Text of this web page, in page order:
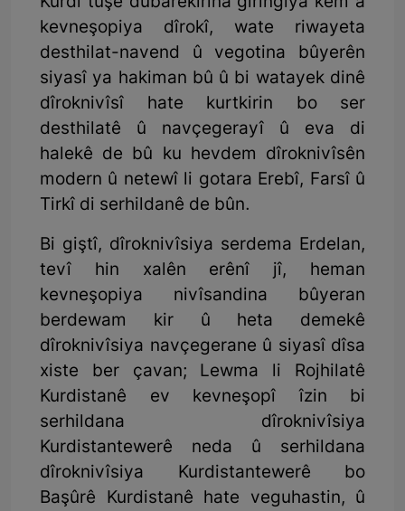
kevneşopiya dîrokî, wate riwayeta
desthilat-navend û vegotina bûyerên
siyasî ya hakiman bû û bi watayek dinê
dîroknivîsî hate kurtkirin bo ser
desthilatê û navçegerayî û eva di
halekê de bû ku hevdem dîroknivîsên
modern û netewî li gotara Erebî, Farsî û
Tirkî di serhildanê de bûn.
Bi giştî, dîroknivîsiya serdema Erdelan,
tevî hin xalên erênî jî, heman
kevneşopiya nivîsandina bûyeran
berdewam kir û heta demekê
dîroknivîsiya navçegerane û siyasî dîsa
xiste ber çavan; Lewma li Rojhilatê
Kurdistanê ev kevneşopî îzin bi
serhildana dîroknivîsiya
Kurdistantewerê neda û serhildana
dîroknivîsiya Kurdistantewerê bo
Başûrê Kurdistanê hate veguhastin, û